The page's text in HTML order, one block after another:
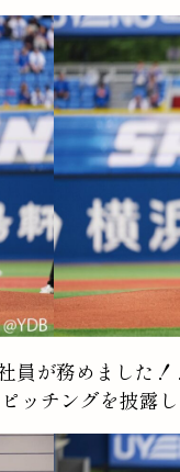
員が務めました！
ッチングを披露し